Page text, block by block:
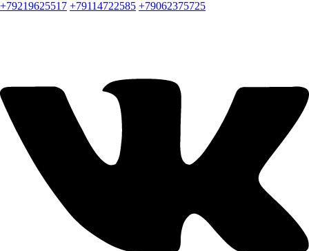
+79219625517 +79114722585 +79062375725